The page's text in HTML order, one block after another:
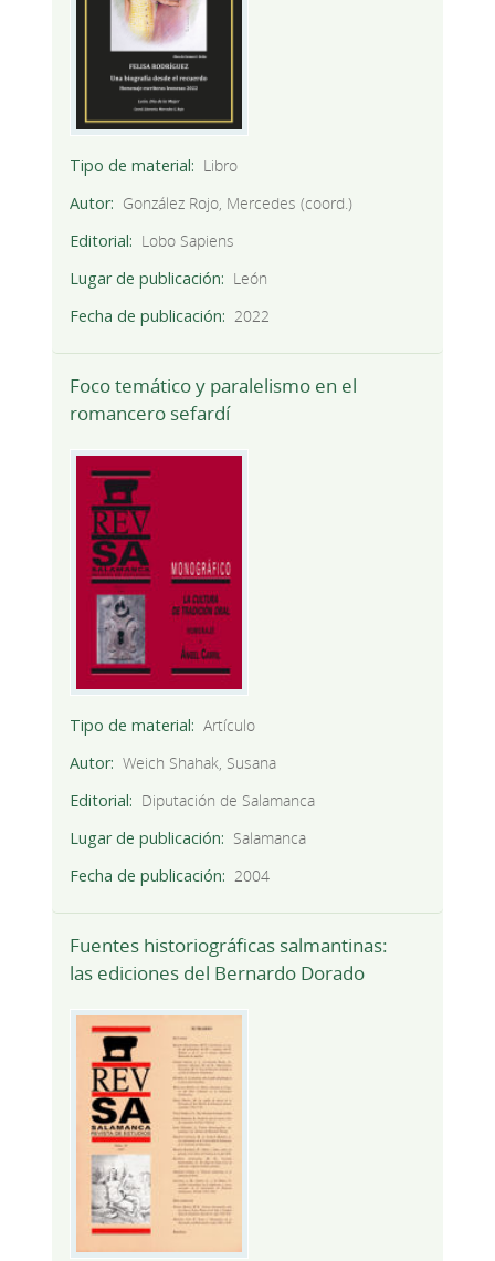
Tipo de material
Libro
Autor
González Rojo, Mercedes (coord.)
Editorial
Lobo Sapiens
Lugar de publicación
León
Fecha de publicación
2022
Foco temático y paralelismo en el
romancero sefardí
Tipo de material
Artículo
Autor
Weich Shahak, Susana
Editorial
Diputación de Salamanca
Lugar de publicación
Salamanca
Fecha de publicación
2004
Fuentes historiográficas salmantinas:
las ediciones del Bernardo Dorado